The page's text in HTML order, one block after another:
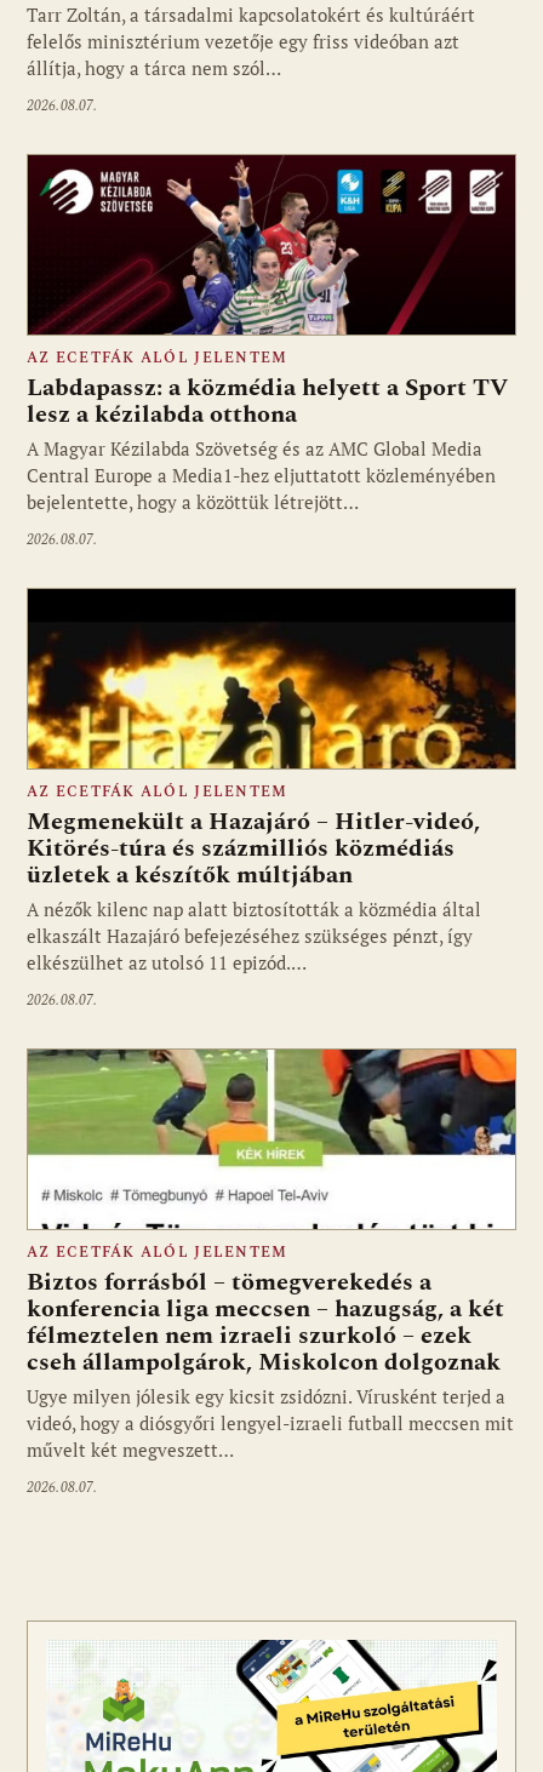
Tarr Zoltán, a társadalmi kapcsolatokért és kultúráért
felelős minisztérium vezetője egy friss videóban azt
állítja, hogy a tárca nem szól…
2026.08.07.
Fotó: media1.hu
AZ ECETFÁK ALÓL JELENTEM
Labdapassz: a közmédia helyett a Sport TV
lesz a kézilabda otthona
A Magyar Kézilabda Szövetség és az AMC Global Media
Central Europe a Media1-hez eljuttatott közleményében
bejelentette, hogy a közöttük létrejött…
2026.08.07.
Fotó: media1.hu
AZ ECETFÁK ALÓL JELENTEM
Megmenekült a Hazajáró – Hitler-videó,
Kitörés-túra és százmilliós közmédiás
üzletek a készítők múltjában
A nézők kilenc nap alatt biztosították a közmédia által
elkaszált Hazajáró befejezéséhez szükséges pénzt, így
elkészülhet az utolsó 11 epizód.…
2026.08.07.
AZ ECETFÁK ALÓL JELENTEM
Biztos forrásból – tömegverekedés a
konferencia liga meccsen – hazugság, a két
félmeztelen nem izraeli szurkoló – ezek
cseh állampolgárok, Miskolcon dolgoznak
Ugye milyen jólesik egy kicsit zsidózni. Vírusként terjed a
videó, hogy a diósgyőri lengyel-izraeli futball meccsen mit
művelt két megveszett…
2026.08.07.